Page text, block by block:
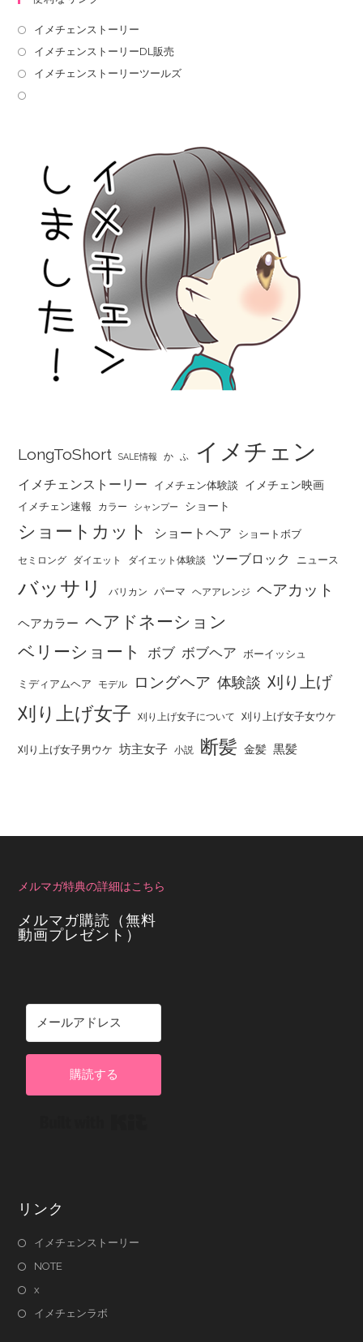
イメチェンストーリー
イメチェンストーリーDL販売
イメチェンストーリーツールズ
LongToShort SALE情報 か ふ イメチェン
イメチェンストーリー イメチェン体験談 イメチェン映画
イメチェン速報 カラー シャンプー ショート
ショートカット ショートヘア ショートボブ
セミロング ダイエット ダイエット体験談 ツーブロック ニュース
バッサリ バリカン パーマ ヘアアレンジ ヘアカット
ヘアカラー ヘアドネーション
ベリーショート
ボブ ボブヘア ボーイッシュ
ミディアムヘア モデル ロングヘア 体験談 刈り上げ
刈り上げ女子 刈り上げ女子について 刈り上げ女子女ウケ
刈り上げ女子男ウケ 坊主女子 小説 断髪 金髪 黒髪
メルマガ特典の詳細はこちら
メルマガ購読（無料
動画プレゼント）
購読する
リンク
イメチェンストーリー
NOTE
x
イメチェンラボ